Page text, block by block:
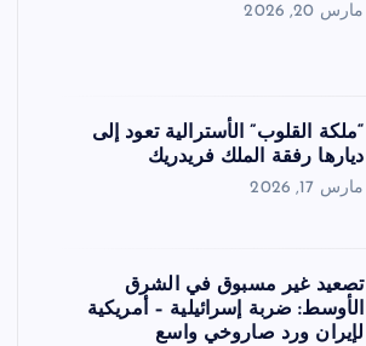
مارس 20, 2026
“ملكة القلوب” الأسترالية تعود إلى
ديارها رفقة الملك فريدريك
مارس 17, 2026
تصعيد غير مسبوق في الشرق
الأوسط: ضربة إسرائيلية – أمريكية
لإيران ورد صاروخي واسع